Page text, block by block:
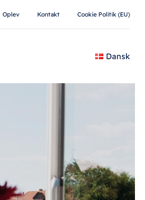
Oplev Kontakt Cookie Politik (EU)
Dansk